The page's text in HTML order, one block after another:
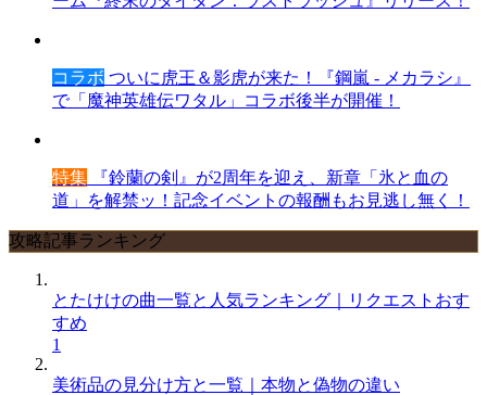
コラボ ついに虎王＆影虎が来た！『鋼嵐 - メカラシ』
で「魔神英雄伝ワタル」コラボ後半が開催！
特集 『鈴蘭の剣』が2周年を迎え、新章「氷と血の
道」を解禁ッ！記念イベントの報酬もお見逃し無く！
攻略記事ランキング
とたけけの曲一覧と人気ランキング｜リクエストおす
すめ
1
美術品の見分け方と一覧｜本物と偽物の違い